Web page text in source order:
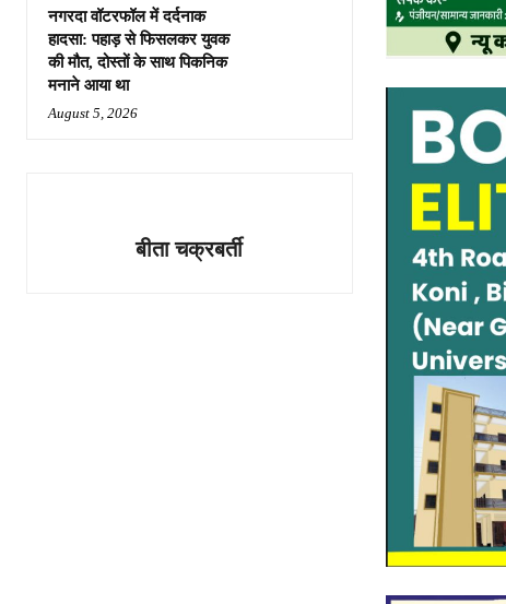
नगरदा वॉटरफॉल में दर्दनाक
हादसा: पहाड़ से फिसलकर युवक
की मौत, दोस्तों के साथ पिकनिक
मनाने आया था
August 5, 2026
बीता चक्रबर्ती